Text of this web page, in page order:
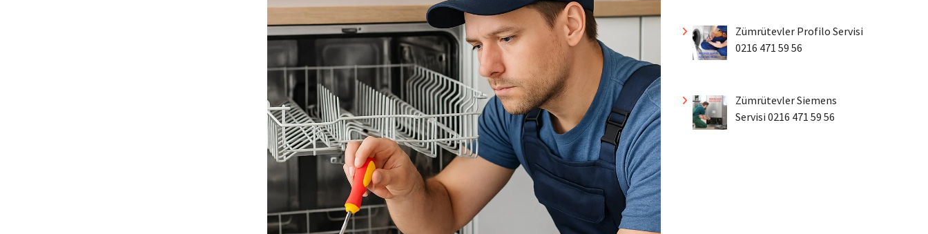
Zümrütevler Profilo Servisi
0216 471 59 56
Zümrütevler Siemens
Servisi 0216 471 59 56